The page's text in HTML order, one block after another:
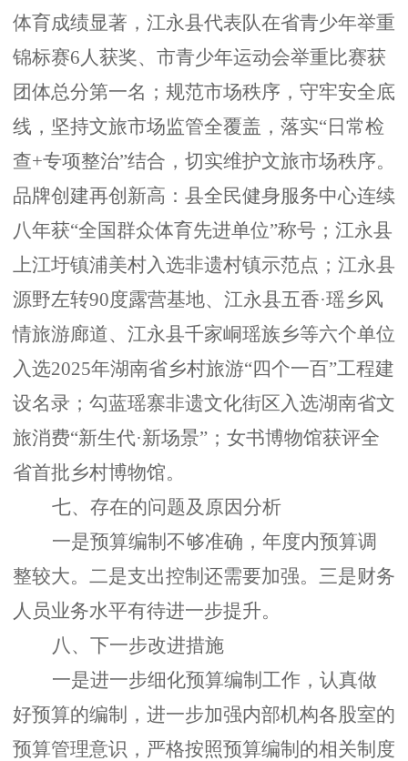
体育成绩显著，江永县代表队在省青少年举重
锦标赛6人获奖、市青少年运动会举重比赛获
团体总分第一名；规范市场秩序，守牢安全底
线，坚持文旅市场监管全覆盖，落实“日常检
查+专项整治”结合，切实维护文旅市场秩序。
品牌创建再创新高：县全民健身服务中心连续
八年获“全国群众体育先进单位”称号；江永县
上江圩镇浦美村入选非遗村镇示范点；江永县
源野左转90度露营基地、江永县五香·瑶乡风
情旅游廊道、江永县千家峒瑶族乡等六个单位
入选2025年湖南省乡村旅游“四个一百”工程建
设名录；勾蓝瑶寨非遗文化街区入选湖南省文
旅消费“新生代·新场景”；女书博物馆获评全
省首批乡村博物馆。
七、存在的问题及原因分析
一是预算编制不够准确，年度内预算调
整较大。二是支出控制还需要加强。三是财务
人员业务水平有待进一步提升。
八、下一步改进措施
一是进一步细化预算编制工作，认真做
好预算的编制，进一步加强内部机构各股室的
预算管理意识，严格按照预算编制的相关制度